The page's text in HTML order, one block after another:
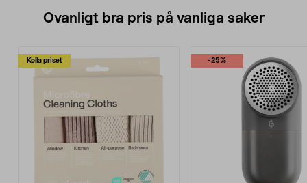
Ovanligt bra pris på vanliga saker
Kolla priset -25%